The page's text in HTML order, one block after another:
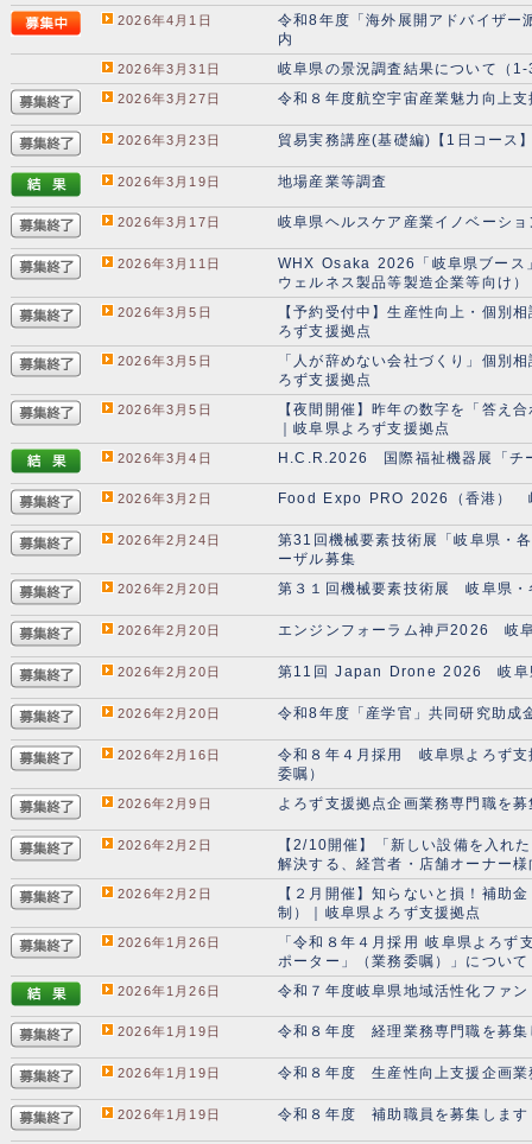
2026年4月1日
令和8年度「海外展開アドバイザー
内
2026年3月31日 岐阜県の景況調査結果について（
2026年3月27日 令和８年度航空宇宙産業魅力向上
2026年3月23日 貿易実務講座(基礎編)【1日コース
2026年3月19日 地場産業等調査
2026年3月17日 岐阜県ヘルスケア産業イノベーシ
2026年3月11日
WHX Osaka 2026「岐阜県ブース
ウェルネス製品等製造企業等向け
2026年3月5日
【予約受付中】生産性向上・個別
ろず支援拠点
2026年3月5日
「人が辞めない会社づくり」個別
ろず支援拠点
2026年3月5日
【夜間開催】昨年の数字を「答え
｜岐阜県よろず支援拠点
2026年3月4日 H.C.R.2026 国際福祉機器展「チ
2026年3月2日 Food Expo PRO 2026（香港）
2026年2月24日
第31回機械要素技術展「岐阜県・
ーザル募集
2026年2月20日 第３１回機械要素技術展 岐阜県・
2026年2月20日 エンジンフォーラム神戸2026 岐
2026年2月20日 第11回 Japan Drone 2026 岐阜
2026年2月20日 令和8年度「産学官」共同研究助成
2026年2月16日
令和８年４月採用 岐阜県よろず支
委嘱）
2026年2月9日 よろず支援拠点企画業務専門職を
2026年2月2日
【2/10開催】「新しい設備を入れ
解決する、経営者・店舗オーナー
2026年2月2日
【２月開催】知らないと損！補助
制）｜岐阜県よろず支援拠点
2026年1月26日
「令和８年４月採用 岐阜県よろ
ポーター」（業務委嘱）」について
2026年1月26日 令和７年度岐阜県地域活性化ファ
2026年1月19日 令和８年度 経理業務専門職を募集
2026年1月19日 令和８年度 生産性向上支援企画業
2026年1月19日 令和８年度 補助職員を募集します